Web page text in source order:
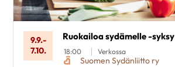
9.9.-
7.10.
Ruokailoa sydämelle -syksy
18:00 Verkossa
Suomen Sydänliitto ry